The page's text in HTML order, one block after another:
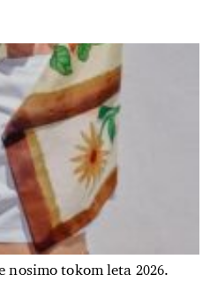
nosimo tokom leta 2026.